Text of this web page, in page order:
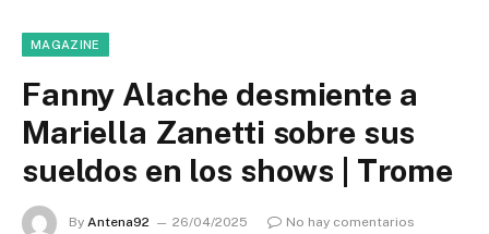
MAGAZINE
Fanny Alache desmiente a
Mariella Zanetti sobre sus
sueldos en los shows | Trome
By Antena92 26/04/2025
No hay comentarios